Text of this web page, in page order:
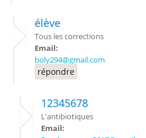
élève
Tous les corrections
Email:
boly294@gmail.com
répondre
12345678
L'antibiotiques
Email: